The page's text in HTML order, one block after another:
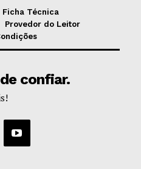
Ficha Técnica
Provedor do Leitor
confiar.